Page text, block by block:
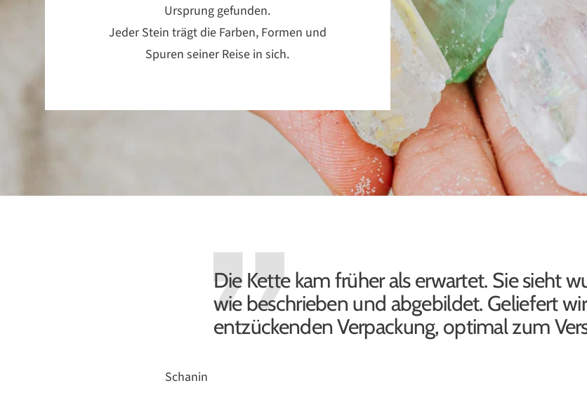
Ursprung gefunden.
Jeder Stein trägt die Farben, Formen und
Spuren seiner Reise in sich.
Die Kette kam früher als erwartet. Sie sieht
wie beschrieben und abgebildet. Geliefert
entzückenden Verpackung, optimal zum
Schanin